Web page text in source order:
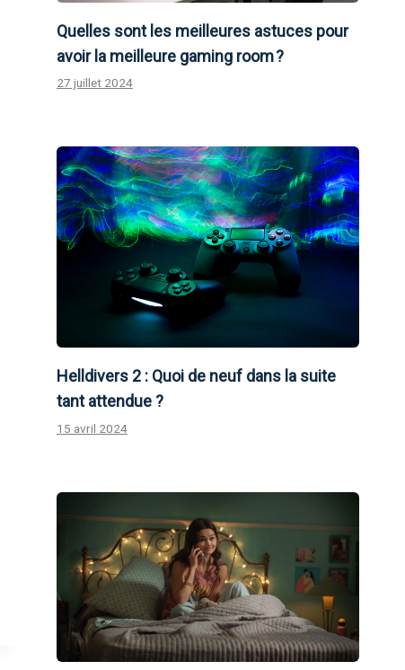
Quelles sont les meilleures astuces pour
avoir la meilleure gaming room ?
27 juillet 2024
Helldivers 2 : Quoi de neuf dans la suite
tant attendue ?
15 avril 2024